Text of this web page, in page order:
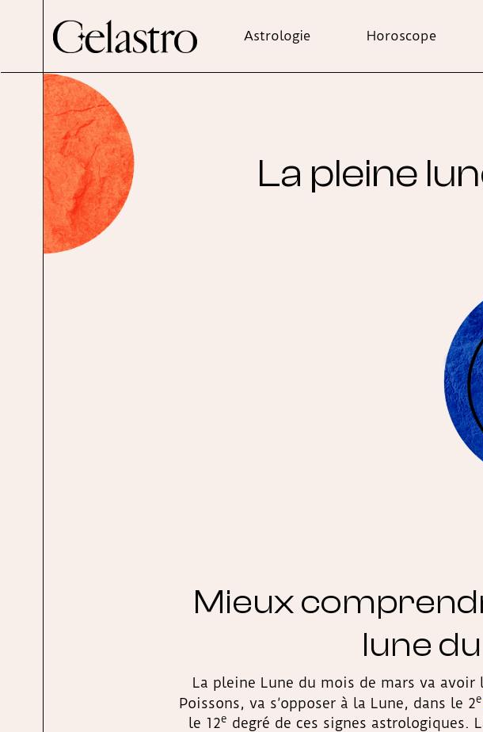
Astrologie Horoscope
La pleine
Mieux
lune
La pleine Lune du mois de mars va
Poissons, va s’opposer à la Lune, dans le 2e
le 12e degré de ces signes astrologiques.